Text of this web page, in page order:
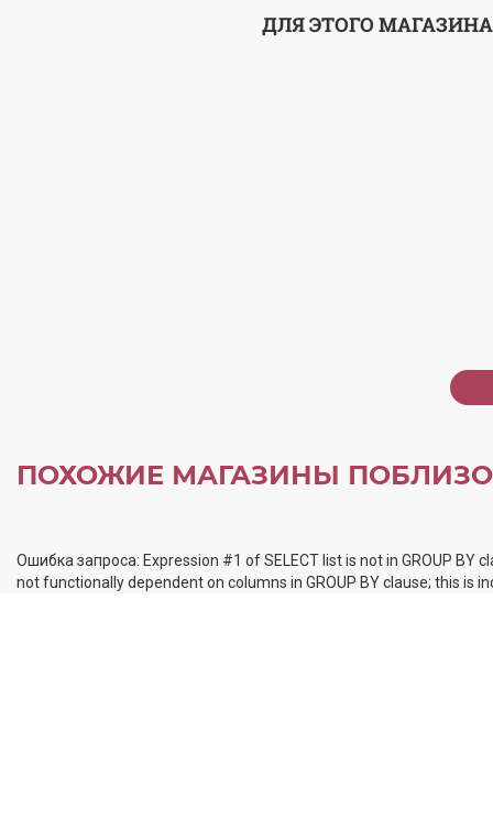
ДЛЯ ЭТОГО
ПОХОЖИЕ МАГАЗИНЫ
Ошибка запроса: Expression #1 of SELECT list is not in GROUP
not functionally dependent on columns in GROUP BY clause; this is